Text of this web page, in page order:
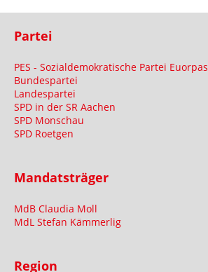
Partei
PES - Sozialdemokratische Partei Euorpas
Bundespartei
Landespartei
SPD in der SR Aachen
SPD Monschau
SPD Roetgen
Mandatsträger
MdB Claudia Moll
MdL Stefan Kämmerlig
Region